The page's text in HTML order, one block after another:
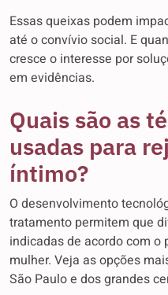
Essas queixas podem
até o convívio social. E
cresce o interesse por
em evidências.
Quais são as
usadas para
íntimo?
O desenvolvimento
tratamento permitem que
indicadas de acordo com o
mulher. Veja as opções
São Paulo e dos grandes